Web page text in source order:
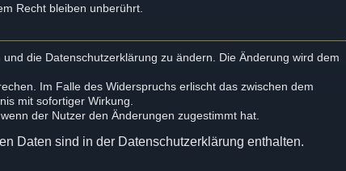
Recht bleiben unberührt.
die Datenschutzerklärung zu ändern. Die Änderung wird dem
Im Falle des Widerspruchs erlischt das zwischen dem
mit sofortiger Wirkung.
der Nutzer den Änderungen zugestimmt hat.
Daten sind in der Datenschutzerklärung enthalten.